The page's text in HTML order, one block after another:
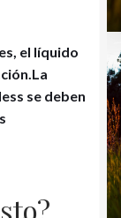
el líquido
se deben